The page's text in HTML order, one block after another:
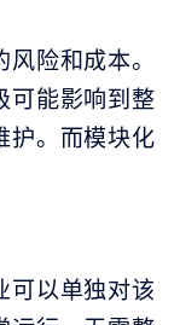
险和成本。
可能影响到整
护。而模块化
可以单独对该